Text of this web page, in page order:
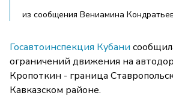
из сообщения Вениамина
Госавтоинспекция Кубани
ограничений движения на
Кропоткин - граница
Кавказском районе.